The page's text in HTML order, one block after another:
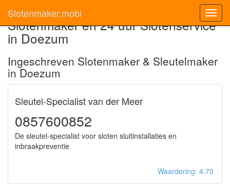
Slotenmaker.mobi
Slotenmaker en 24 uur Slotenservice
in Doezum
Ingeschreven Slotenmaker & Sleutelmaker
in Doezum
Sleutel-Specialist van der Meer
0857600852
De sleutel-specialist voor sloten sluitinstallaties en
inbraakpreventie
Waardering: 4.70